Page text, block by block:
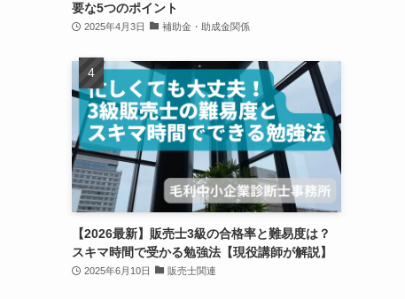
要な5つのポイント
2025年4月3日 補助金・助成金関係
【2026最新】販売士3級の合格率と難易度は？
スキマ時間で受かる勉強法【現役講師が解説】
2025年6月10日 販売士関連